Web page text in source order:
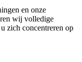
en onze
wij volledige
zich concentreren op